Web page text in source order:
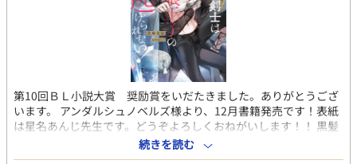
第10回ＢＬ小説大賞 奨励賞をいだたきました。ありがとうござ
います。 アンダルシュノベルズ様より、12月書籍発売です！表紙
は星名あんじ先生です。どうぞよろしくおねがいします！！ 黒髪
銀月の瞳の狼勇者王子(22)×選ばれし勇者の仲間の双舞剣士アル
ビノうさ耳おじさん(37) 勇者と仲間である四英傑がついに災厄を
続きを読む